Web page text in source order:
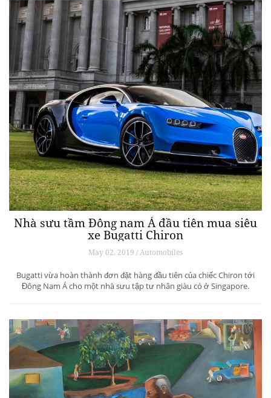
Nhà sưu tầm Đông nam Á đầu tiên mua siêu
xe Bugatti Chiron
May 02, 2019 / Automobiles
Bugatti vừa hoàn thành đơn đặt hàng đầu tiên của chiếc Chiron tới
Đông Nam Á cho một nhà sưu tập tư nhân giàu có ở Singapore.